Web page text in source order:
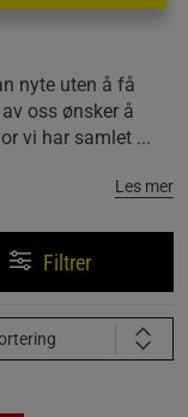
nyte uten å få
oss ønsker å
vi har samlet ...
Les mer
Filtrer